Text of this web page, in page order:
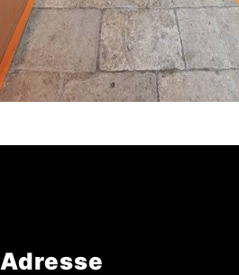
Adresse